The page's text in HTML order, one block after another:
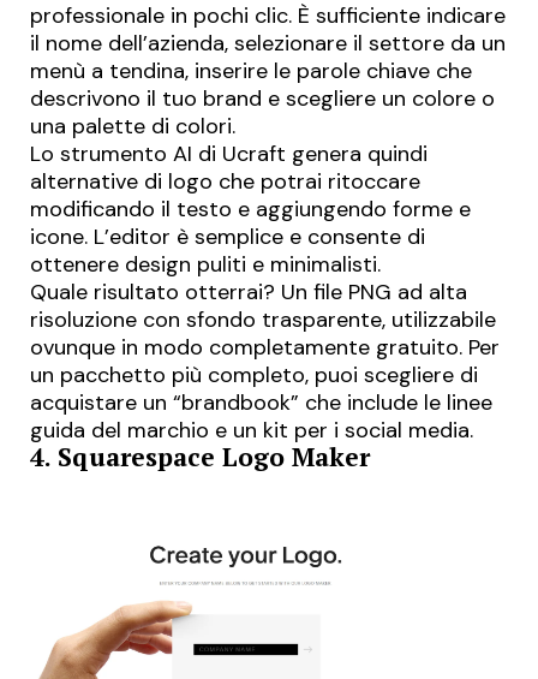
professionale in pochi clic. È sufficiente indicare
il nome dell’azienda, selezionare il settore da un
menù a tendina, inserire le parole chiave che
descrivono il tuo brand e scegliere un colore o
una palette di colori.
Lo strumento AI di Ucraft genera quindi
alternative di logo che potrai ritoccare
modificando il testo e aggiungendo forme e
icone. L’editor è semplice e consente di
ottenere design puliti e minimalisti.
Quale risultato otterrai? Un file PNG ad alta
risoluzione con sfondo trasparente, utilizzabile
ovunque in modo completamente gratuito. Per
un pacchetto più completo, puoi scegliere di
acquistare un “brandbook” che include le linee
guida del marchio e un kit per i social media.
4. Squarespace Logo Maker